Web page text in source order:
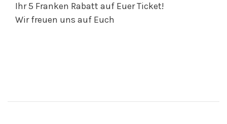
Ihr 5 Franken Rabatt auf Euer Ticket!
Wir freuen uns auf Euch